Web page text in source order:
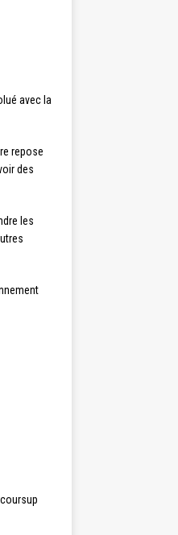
avec la
repose
des
les